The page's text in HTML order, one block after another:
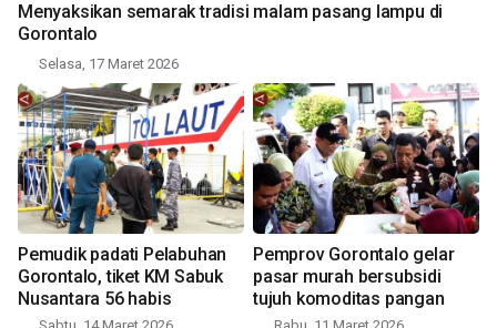
Menyaksikan semarak tradisi malam pasang lampu di
Gorontalo
Selasa, 17 Maret 2026
Pemudik padati Pelabuhan
Gorontalo, tiket KM Sabuk
Nusantara 56 habis
Pemprov Gorontalo gelar
pasar murah bersubsidi
tujuh komoditas pangan